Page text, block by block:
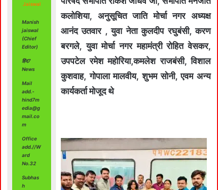
Jaiswal
Manish
jaiswal
(Chief
Editor)
हिंद7
News
Mail
add.-
hind7m
edia@g
mail.co
m
Office
add.//W
ard
No.32
Subhas
h
कलोशिया, अनुसूचित जाति मोर्चा नगर अध्यक्ष
आनंद उतवार , युवा नेता कुलदीप रघुबंसी, करण
बरगले, युवा मोर्चा नगर महामंत्री रोहित वेसकर,
उपपटेल रमेश महोरिया,कमलेश राजबंसी, विशाल
कुशवाह, गोपाला मालवीय, शुभम सोनी, एवम अन्य
कार्यकर्ता मोजूद थे